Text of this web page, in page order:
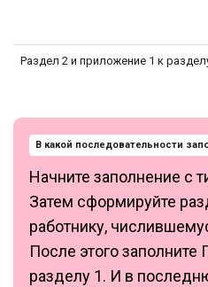
Раздел 2 и приложение 1 к
В какой последовательности
Начните заполнение с
Затем сформируйте
работнику,
После этого
разделу 1. И в